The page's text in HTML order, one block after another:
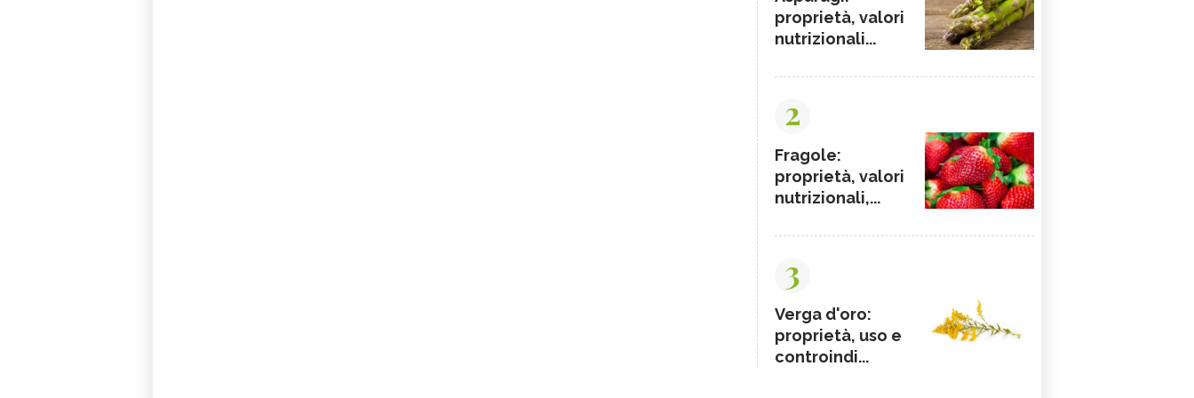
proprietà, valori
nutrizionali...
2
Fragole:
proprietà, valori
nutrizionali,...
3
Verga d'oro:
proprietà, uso e
controindi...